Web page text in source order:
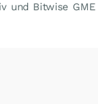
und Bitwise GME